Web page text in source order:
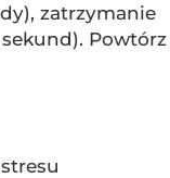
zatrzymanie
Powtórz